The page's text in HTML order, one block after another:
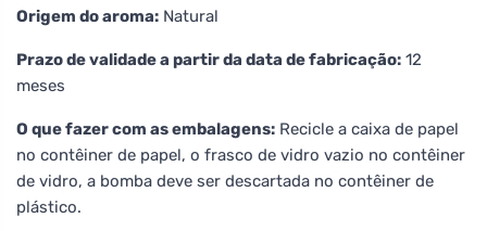
Origem do aroma: Natural
Prazo de validade a partir da data de fabricação: 12
meses
O que fazer com as embalagens: Recicle a caixa de papel
no contêiner de papel, o frasco de vidro vazio no contêiner
de vidro, a bomba deve ser descartada no contêiner de
plástico.